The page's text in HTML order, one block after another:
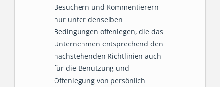
Besuchern und Kommentierern
nur unter denselben
Bedingungen offenlegen, die das
Unternehmen entsprechend den
nachstehenden Richtlinien auch
für die Benutzung und
Offenlegung von persönlich